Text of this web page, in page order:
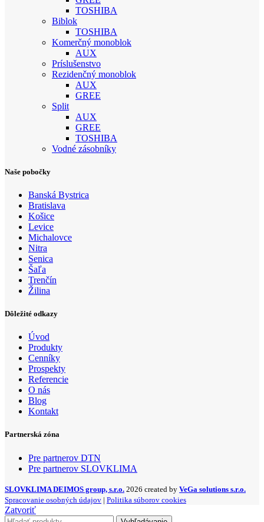
TOSHIBA
Biblok
TOSHIBA
Komerčný monoblok
AUX
Príslušenstvo
Rezidenčný monoblok
AUX
GREE
Split
AUX
GREE
TOSHIBA
Vodné zásobníky
Naše pobočky
Banská Bystrica
Bratislava
Košice
Levice
Michalovce
Nitra
Senica
Šaľa
Trenčín
Žilina
Dôležité odkazy
Úvod
Produkty
Cenníky
Prospekty
Referencie
O nás
Blog
Kontakt
Partnerská zóna
Pre partnerov DTN
Pre partnerov SLOVKLIMA
SLOVKLIMA DEIMOS group, s.r.o. 2026 created by VeGa solutions s.r.o.
Spracovanie osobných údajov | Politika súborov cookies
Zatvoriť